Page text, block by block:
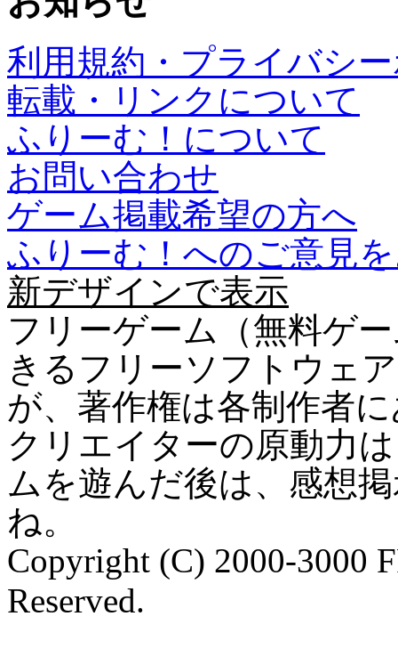
利用規約・プライバシ
転載・リンクについて
ふりーむ！について
お問い合わせ
ゲーム掲載希望の方へ
ふりーむ！へのご意見
新デザインで表示
フリーゲーム（無料ゲ
きるフリーソフトウェ
が、著作権は各制作者
クリエイターの原動力
ムを遊んだ後は、感想
ね。
Copyright (C) 2000-3000
Reserved.